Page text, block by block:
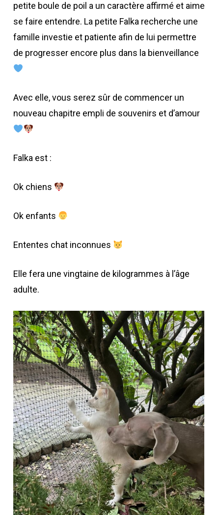
petite boule de poil a un caractère affirmé et aime
se faire entendre. La petite Falka recherche une
famille investie et patiente afin de lui permettre
de progresser encore plus dans la bienveillance ​
Avec elle, vous serez sûr de commencer un
nouveau chapitre empli de souvenirs et d’amour
Falka est :
Ok chiens
Ok enfants
Ententes chat inconnues
Elle fera une vingtaine de kilogrammes à l’âge
adulte.